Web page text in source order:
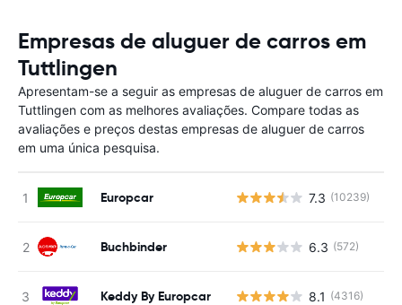
Empresas de aluguer de carros em
Tuttlingen
Apresentam-se a seguir as empresas de aluguer de carros em
Tuttlingen com as melhores avaliações. Compare todas as
avaliações e preços destas empresas de aluguer de carros
em uma única pesquisa.
Europcar 7.3 (10239)
Buchbinder 6.3 (572)
Keddy By Europcar 8.1 (4316)